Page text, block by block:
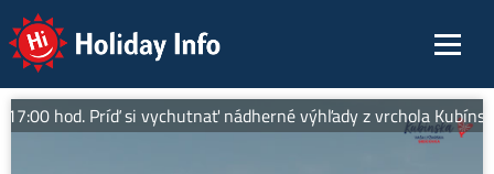
Holiday Info
hod. Príď si vychutnať nádherné výhľady z vrchola